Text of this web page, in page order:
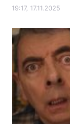
19:17, 17.11.2025